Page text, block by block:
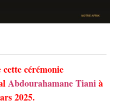
cérémonie
Abdourahamane Tianià
2025.